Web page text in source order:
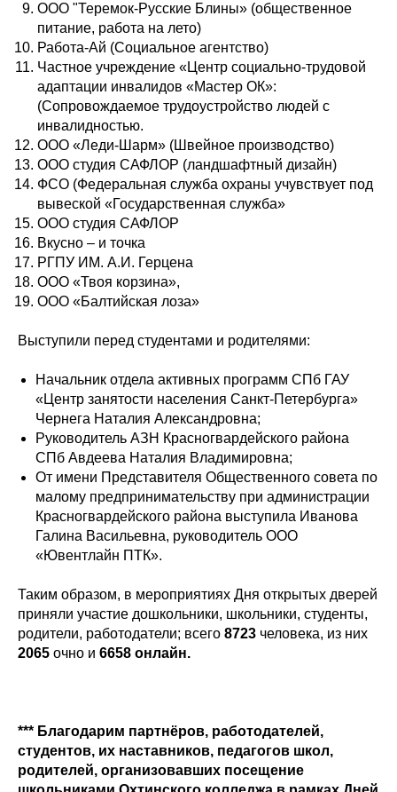
ООО "Теремок-Русские Блины» (общественное
питание, работа на лето)
Работа-Ай (Социальное агентство)
Частное учреждение «Центр социально-трудовой
адаптации инвалидов «Мастер ОК»:
(Сопровождаемое трудоустройство людей с
инвалидностью.
ООО «Леди-Шарм» (Швейное производство)
ООО студия САФЛОР (ландшафтный дизайн)
ФСО (Федеральная служба охраны учувствует под
вывеской «Государственная служба»
ООО студия САФЛОР
Вкусно – и точка
РГПУ ИМ. А.И. Герцена
ООО «Твоя корзина»,
ООО «Балтийская лоза»
Выступили перед студентами и родителями:
Начальник отдела активных программ СПб ГАУ
«Центр занятости населения Санкт-Петербурга»
Чернега Наталия Александровна;
Руководитель АЗН Красногвардейского района
СПб Авдеева Наталия Владимировна;
От имени Представителя Общественного совета по
малому предпринимательству при администрации
Красногвардейского района выступила Иванова
Галина Васильевна, руководитель ООО
«Ювентлайн ПТК».
Таким образом, в мероприятиях Дня открытых дверей
приняли участие дошкольники, школьники, студенты,
родители, работодатели; всего 8723 человека, из них
2065 очно и 6658 онлайн.
*** Благодарим партнёров, работодателей,
студентов, их наставников, педагогов школ,
родителей, организовавших посещение